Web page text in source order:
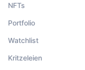
NFTs
Portfolio
Watchlist
Kritzeleien